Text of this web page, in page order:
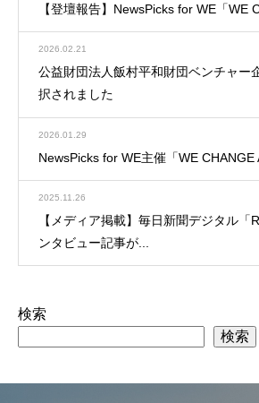
【登壇報告】NewsPicks for WE「WE
2026.02.21
公益財団法人飯村平和財団ベンチャー
択されました
2026.01.29
NewsPicks for WE主催「WE CHANGE
2025.11.26
【メディア掲載】毎日新聞デジタル「
ンタビュー記事が...
検索
検索